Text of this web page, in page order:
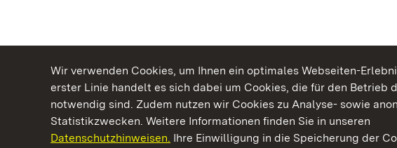
Wir verwenden Cookies, um Ihnen ein optimales Webseiten-
erster Linie handelt es sich dabei um Cookies, die für den Betrieb
notwendig sind. Zudem nutzen wir Cookies zu Analyse- sowie
Statistikzwecken. Weitere Informationen finden Sie in unseren
Datenschutzhinweisen. Ihre Einwilligung in die Speicherung der